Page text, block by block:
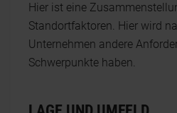
Hier ist eine
Standortfaktoren. Hier wird
Unternehmen andere
Schwerpunkte haben.